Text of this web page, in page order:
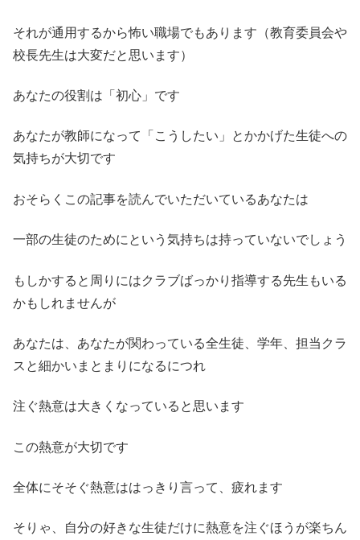
それが通用するから怖い職場でもあります（教育委員会や
校長先生は大変だと思います）
あなたの役割は「初心」です
あなたが教師になって「こうしたい」とかかげた生徒への
気持ちが大切です
おそらくこの記事を読んでいただいているあなたは
一部の生徒のためにという気持ちは持っていないでしょう
もしかすると周りにはクラブばっかり指導する先生もいる
かもしれませんが
あなたは、あなたが関わっている全生徒、学年、担当クラ
スと細かいまとまりになるにつれ
注ぐ熱意は大きくなっていると思います
この熱意が大切です
全体にそそぐ熱意ははっきり言って、疲れます
そりゃ、自分の好きな生徒だけに熱意を注ぐほうが楽ちん